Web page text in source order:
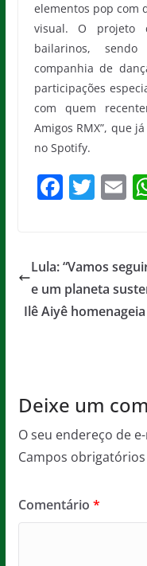
elementos pop com
visual. O projeto
bailarinos,
companhia de
participações
com quem
Amigos RMX”, que
no Spotify.
F
e
b
o
T
er
E
l
Lula: “Vamos
e um planeta
Ilê Aiyê
Deixe um
O seu endereço de
Campos
Comentário *